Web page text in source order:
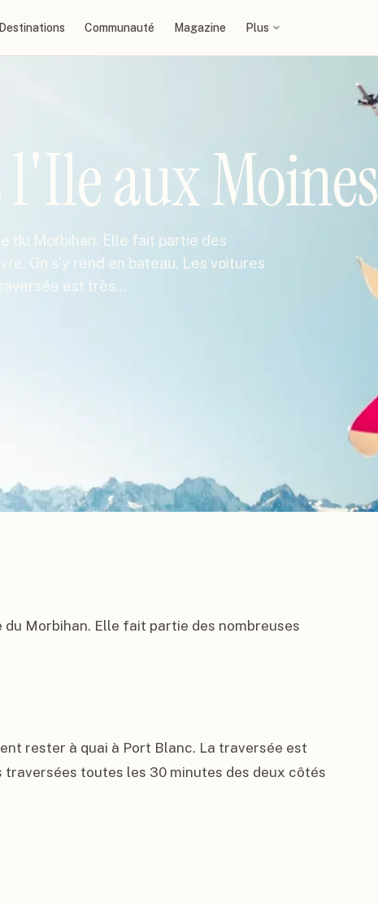
Destinations Communauté Magazine Plus
l'Ile aux Moines
du Morbihan. Elle fait partie des
On s'y rend en bateau. Les voitures
est très…
Morbihan. Elle fait partie des nombreuses
rester à quai à Port Blanc. La traversée est
traversées toutes les 30 minutes des deux côtés